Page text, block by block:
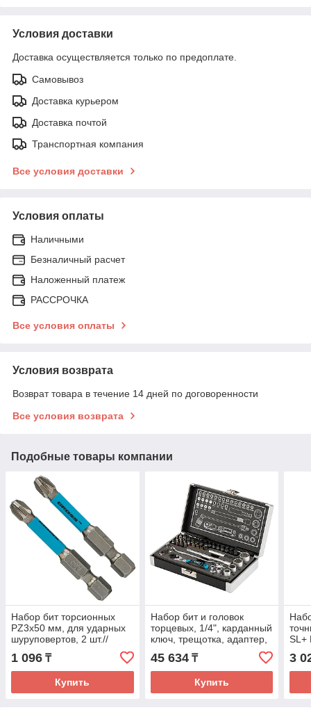
Условия доставки
Доставка осуществляется только по предоплате.
Самовывоз
Доставка курьером
Доставка почтой
Транспортная компания
Все условия доставки
Условия оплаты
Наличными
Безналичный расчет
Наложенный платеж
РАССРОЧКА
Все условия оплаты
Условия возврата
Возврат товара в течение 14 дней по договоренности
Все условия возврата
Подобные товары компании
Набор бит торсионных
PZ3x50 мм, для ударных
шуруповертов, 2 шт.//
1 096 ₸
Купить
Набор бит и головок
торцевых, 1/4", карданный
ключ, трещотка, адаптер,
S2, 37 шт.// Gross
45 634₸
Купить
SL+
3